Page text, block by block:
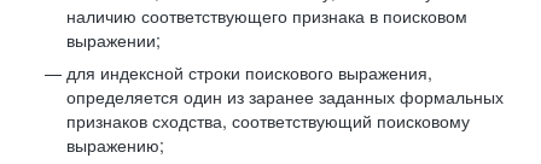
наличию соответствующего признака в поисковом
выражении;
для индексной строки поискового выражения,
определяется один из заранее заданных формальных
признаков сходства, соответствующий поисковому
выражению;